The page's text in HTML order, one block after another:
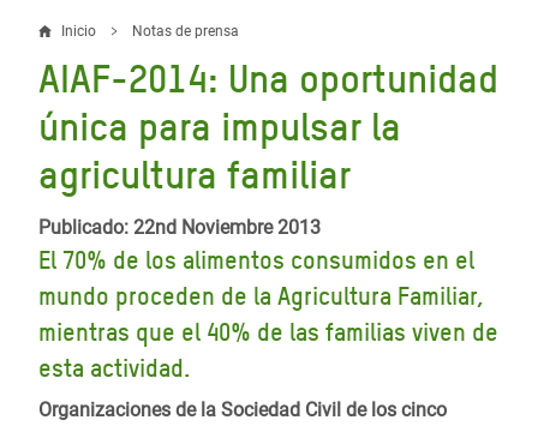
Sobrescribir
enlaces
de
ayuda
a
la
navegación
Inicio Notas de prensa
AIAF-2014: Una oportunidad
única para impulsar la
agricultura familiar
Publicado: 22nd Noviembre 2013
El 70% de los alimentos consumidos en el
mundo proceden de la Agricultura Familiar,
mientras que el 40% de las familias viven de
esta actividad.
Organizaciones de la Sociedad Civil de los cinco